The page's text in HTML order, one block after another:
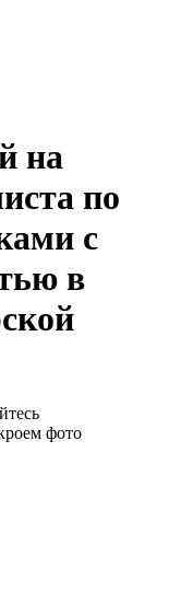
на
по
с
в
фото